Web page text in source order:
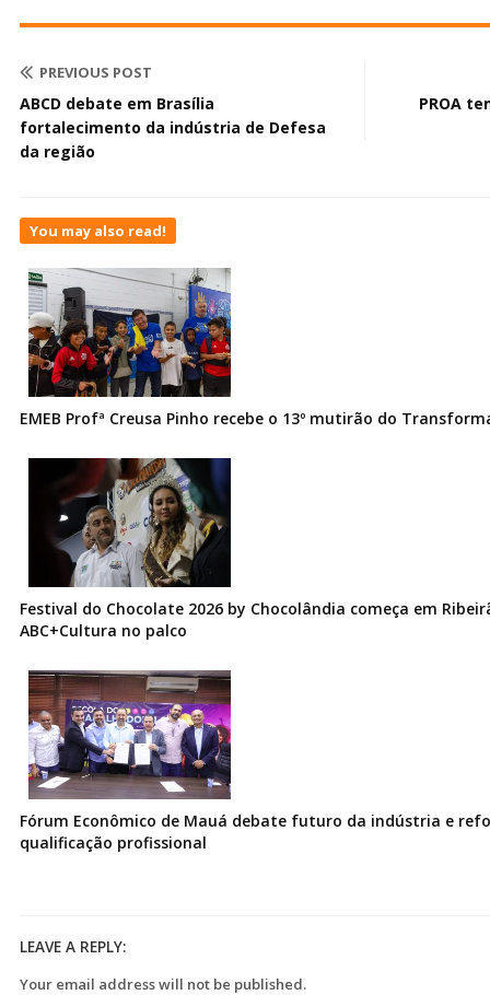
PREVIOUS POST
ABCD debate em Brasília
fortalecimento da indústria de Defesa
da região
PROA
You may also read!
EMEB Profª Creusa Pinho recebe o 13º mutirão do
Festival do Chocolate 2026 by Chocolândia começa em
ABC+Cultura no palco
Fórum Econômico de Mauá debate futuro da indústria e
qualificação profissional
LEAVE A REPLY:
Your email address will not be published.